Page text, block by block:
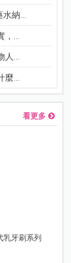
納...
，...
人...
麼...
看更多
乳牙刷系列